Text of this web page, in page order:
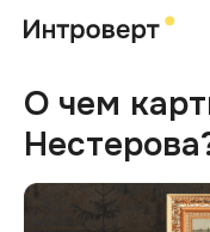
О чем